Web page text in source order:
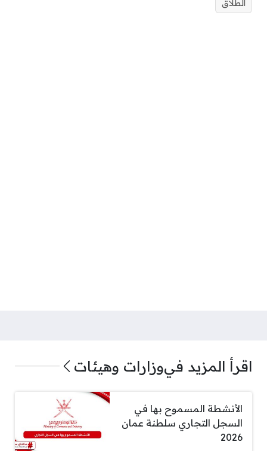
الطلاق
اقرأ المزيد فيوزارات وهيئات
الأنشطة المسموح بها في
السجل التجاري سلطنة عمان
2026